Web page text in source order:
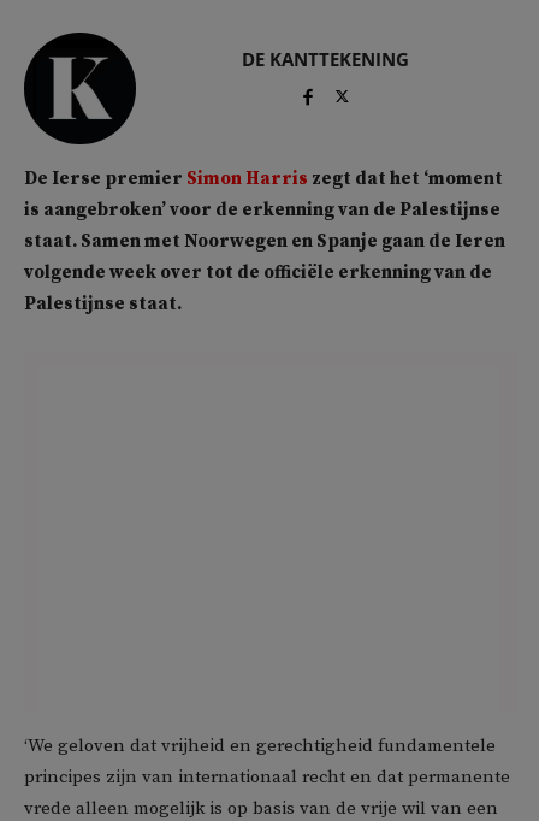
DE KANTTEKENING
De Ierse premier Simon Harris zegt dat het ‘moment
is aangebroken’ voor de erkenning van de Palestijnse
staat. Samen met Noorwegen en Spanje gaan de Ieren
volgende week over tot de officiële erkenning van de
Palestijnse staat.
‘We geloven dat vrijheid en gerechtigheid fundamentele
principes zijn van internationaal recht en dat permanente
vrede alleen mogelijk is op basis van de vrije wil van een